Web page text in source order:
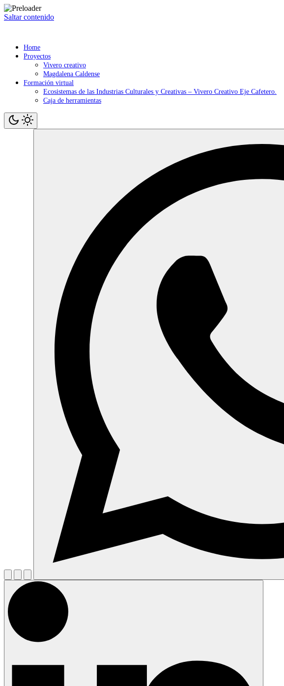
Saltar contenido
Home
Proyectos
Vivero creativo
Magdalena Caldense
Formación virtual
Ecosistemas de las Industrias Culturales y Creativas – Vivero Creativo Eje Cafetero.
Caja de herramientas